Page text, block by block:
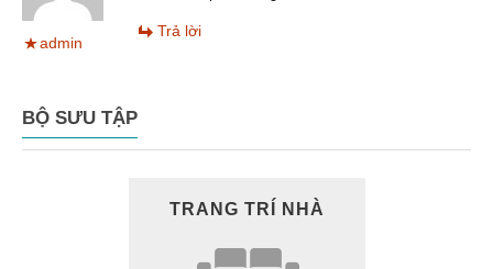
admin
Trả lời
BỘ SƯU TẬP
TRANG TRÍ NHÀ